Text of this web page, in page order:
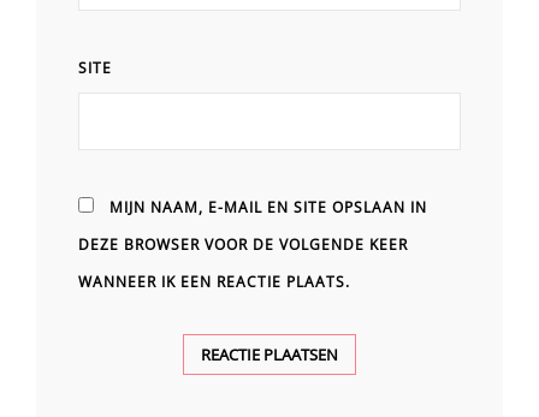
SITE
MIJN NAAM, E-MAIL EN SITE OPSLAAN IN
DEZE BROWSER VOOR DE VOLGENDE KEER
WANNEER IK EEN REACTIE PLAATS.